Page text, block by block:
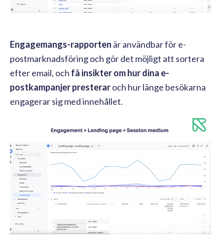
Engagemangs-rapporten är användbar för e-
postmarknadsföring och gör det möjligt att sortera
efter email, och få insikter om hur dina e-
postkampanjer presteraroch hur länge besökarna
engagerar sig med innehållet.